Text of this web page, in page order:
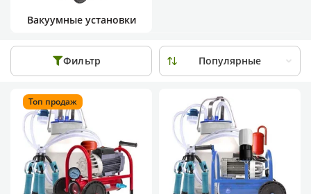
Вакуумные установки
Фильтр
Топ продаж